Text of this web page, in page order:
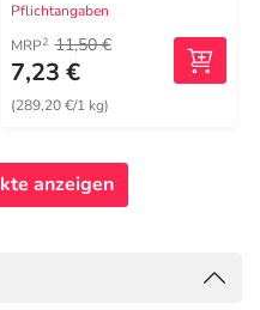
Pflichtangaben
MRP2 11,50 €
7,23 €
(289,20 €/1 kg)
anzeigen